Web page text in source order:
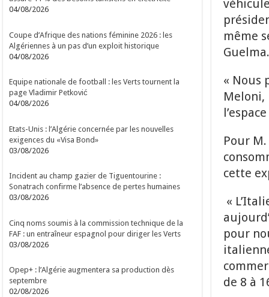
même
Guelma.
« Nous
Meloni,
Pour
cette
«
pour
de 8 à
04/08/2026
Coupe d’Afrique des nations féminine 2026 : les
Algériennes à un pas d’un exploit historique
04/08/2026
Equipe nationale de football : les Verts tournent la
page Vladimir Petković
04/08/2026
Etats-Unis : l’Algérie concernée par les nouvelles
exigences du «Visa Bond»
03/08/2026
Incident au champ gazier de Tiguentourine :
Sonatrach confirme l’absence de pertes humaines
03/08/2026
Cinq noms soumis à la commission technique de la
FAF : un entraîneur espagnol pour diriger les Verts
03/08/2026
Opep+ : l’Algérie augmentera sa production dès
septembre
02/08/2026